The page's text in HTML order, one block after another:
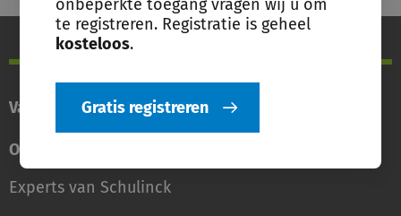
onbeperkte toegang vragen wij u om
te registreren. Registratie is geheel
kosteloos.
Gratis registreren
Vakgebieden
Over Schulinck
Experts van Schulinck